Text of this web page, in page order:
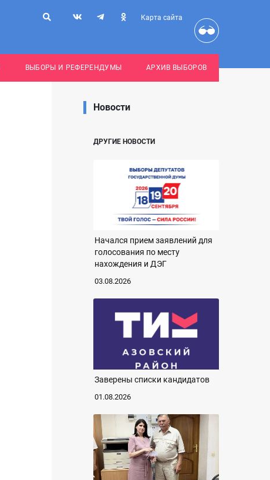
Карта сайта
ВЫБОРЫ И РЕФЕРЕНДУМЫ АРХИВ ВЫБОРОВ
Новости
ДРУГИЕ НОВОСТИ
Начался прием заявлений для
голосования по месту
нахождения и ДЭГ
03.08.2026
Заверены списки кандидатов
01.08.2026